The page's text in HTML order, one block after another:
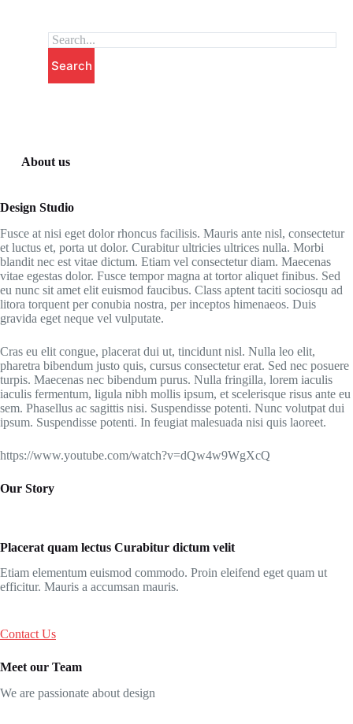
Search
About us
Design Studio
Fusce at nisi eget dolor rhoncus facilisis. Mauris ante nisl, consectetur
et luctus et, porta ut dolor. Curabitur ultricies ultrices nulla. Morbi
blandit nec est vitae dictum. Etiam vel consectetur diam. Maecenas
vitae egestas dolor. Fusce tempor magna at tortor aliquet finibus. Sed
eu nunc sit amet elit euismod faucibus. Class aptent taciti sociosqu ad
litora torquent per conubia nostra, per inceptos himenaeos. Duis
gravida eget neque vel vulputate.
Cras eu elit congue, placerat dui ut, tincidunt nisl. Nulla leo elit,
pharetra bibendum justo quis, cursus consectetur erat. Sed nec posuere
turpis. Maecenas nec bibendum purus. Nulla fringilla, lorem iaculis
iaculis fermentum, ligula nibh mollis ipsum, et scelerisque risus ante eu
sem. Phasellus ac sagittis nisi. Suspendisse potenti. Nunc volutpat dui
ipsum. Suspendisse potenti. In feugiat malesuada nisi quis laoreet.
https://www.youtube.com/watch?v=dQw4w9WgXcQ
Our Story
Placerat quam lectus Curabitur dictum velit
Etiam elementum euismod commodo. Proin eleifend eget quam ut
efficitur. Mauris a accumsan mauris.
Contact Us
Meet our Team
We are passionate about design